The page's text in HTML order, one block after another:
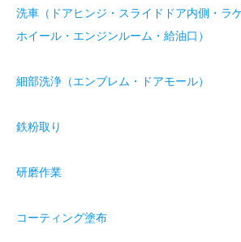
洗車（ドアヒンジ・スライドドア内側・ラ
ホイール・エンジンルーム・給油口）
細部洗浄（エンブレム・ドアモール）
鉄粉取り
研磨作業
コーティング塗布